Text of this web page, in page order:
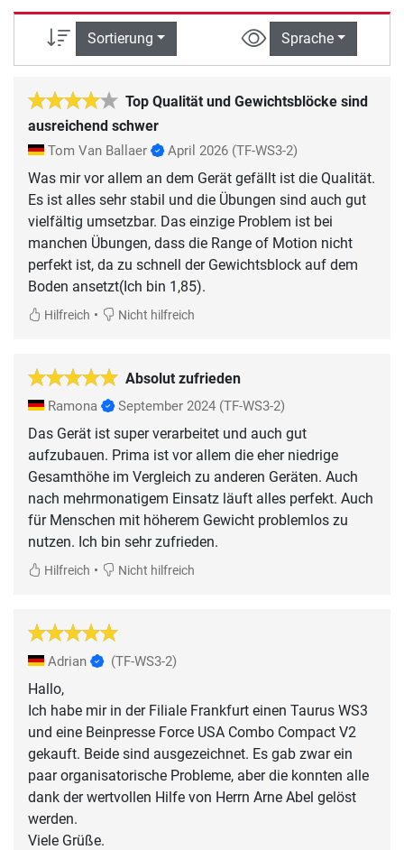
Sortierung Sprache
Top Qualität und Gewichtsblöcke sind
ausreichend schwer
Tom Van Ballaer April 2026 (TF-WS3-2)
Was mir vor allem an dem Gerät gefällt ist die Qualität.
Es ist alles sehr stabil und die Übungen sind auch gut
vielfältig umsetzbar. Das einzige Problem ist bei
manchen Übungen, dass die Range of Motion nicht
perfekt ist, da zu schnell der Gewichtsblock auf dem
Boden ansetzt(Ich bin 1,85).
Hilfreich • Nicht hilfreich
Absolut zufrieden
Ramona September 2024 (TF-WS3-2)
Das Gerät ist super verarbeitet und auch gut
aufzubauen. Prima ist vor allem die eher niedrige
Gesamthöhe im Vergleich zu anderen Geräten. Auch
nach mehrmonatigem Einsatz läuft alles perfekt. Auch
für Menschen mit höherem Gewicht problemlos zu
nutzen. Ich bin sehr zufrieden.
Hilfreich • Nicht hilfreich
Adrian (TF-WS3-2)
Hallo,
Ich habe mir in der Filiale Frankfurt einen Taurus WS3
und eine Beinpresse Force USA Combo Compact V2
gekauft. Beide sind ausgezeichnet. Es gab zwar ein
paar organisatorische Probleme, aber die konnten alle
dank der wertvollen Hilfe von Herrn Arne Abel gelöst
werden.
Viele Grüße.